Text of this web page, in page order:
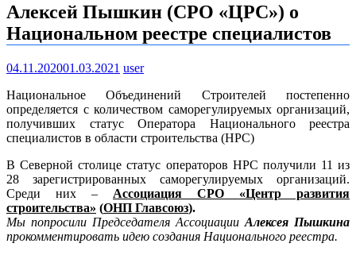
Алексей Пышкин (СРО «ЦРС») о
Национальном реестре специалистов
04.11.202001.03.2021 user
Национальное Объединений Строителей постепенно
определяется с количеством саморегулируемых организаций,
получивших статус Оператора Национального реестра
специалистов в области строительства (НРС)
В Северной столице статус операторов НРС получили 11 из
28 зарегистрированных саморегулируемых организаций.
Среди них – Ассоциация СРО «Центр развития
строительства» (ОНП Главсоюз).
Мы попросили Председателя Ассоциации Алексея Пышкина
прокомментировать идею создания Национального реестра.